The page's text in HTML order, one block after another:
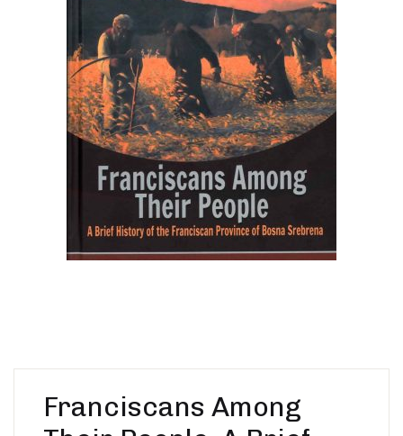
Ostalo
Web portal Svjetlo riječi
Create Account
Franciscans Among